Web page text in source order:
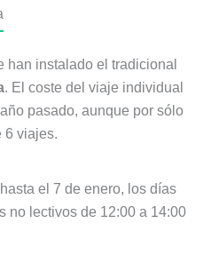
han instalado el tradicional
. El coste del viaje individual
pasado, aunque por sólo
6 viajes.
el 7 de enero, los días
no lectivos de 12:00 a 14:00